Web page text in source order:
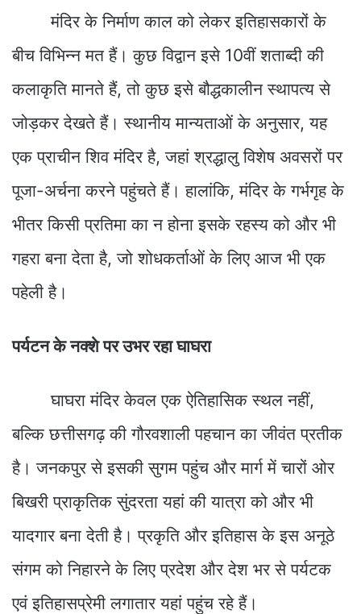
मंदिर के निर्माण काल को लेकर इतिहासकारों के
बीच विभिन्न मत हैं। कुछ विद्वान इसे 10वीं शताब्दी की
कलाकृति मानते हैं, तो कुछ इसे बौद्धकालीन स्थापत्य से
जोड़कर देखते हैं। स्थानीय मान्यताओं के अनुसार, यह
एक प्राचीन शिव मंदिर है, जहां श्रद्धालु विशेष अवसरों पर
पूजा-अर्चना करने पहुंचते हैं। हालांकि, मंदिर के गर्भगृह के
भीतर किसी प्रतिमा का न होना इसके रहस्य को और भी
गहरा बना देता है, जो शोधकर्ताओं के लिए आज भी एक
पहेली है।
पर्यटन के नक्शे पर उभर रहा घाघरा
घाघरा मंदिर केवल एक ऐतिहासिक स्थल नहीं,
बल्कि छत्तीसगढ़ की गौरवशाली पहचान का जीवंत प्रतीक
है। जनकपुर से इसकी सुगम पहुंच और मार्ग में चारों ओर
बिखरी प्राकृतिक सुंदरता यहां की यात्रा को और भी
यादगार बना देती है। प्रकृति और इतिहास के इस अनूठे
संगम को निहारने के लिए प्रदेश और देश भर से पर्यटक
एवं इतिहासप्रेमी लगातार यहां पहुंच रहे हैं।